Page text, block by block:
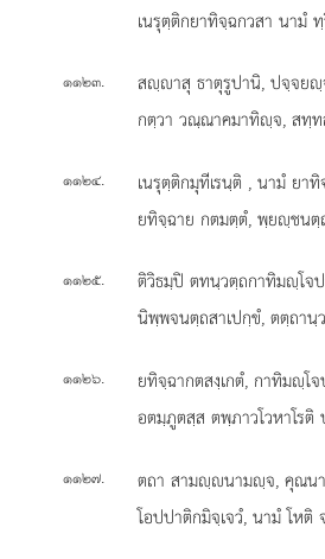
เนรุตฺติกยาทิจฺฉกวสา นามํ
๑๑๒๓.
สฺาสุ ธาตุรูปานิ, ปจฺจยฺ
กตฺวา วณฺณาคมาทิฺจ, สทฺ
๑๑๒๔. เนรุตฺติกมุทีเรนฺติ , นามํ ยา
ยทิจฺฉาย กตมตฺตํ, พฺยฺชนตฺ
๑๑๒๕.
ติวิธมฺปิ ตทนฺวตฺถกาทิมฺโจ
นิพฺพจนตฺถสาเปกฺขํ, ตตฺถานฺ
๑๑๒๖.
ยทิจฺฉากตสงฺเกตํ, กาทิมฺโ
อตมฺภูตสฺส ตพฺภาวโวหาโรติ
๑๑๒๗.
ตถา สามฺนามฺจ, คุณน
โอปปาติกมิจฺเจวํ, นามํ โหติ